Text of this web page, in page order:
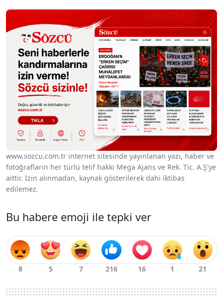
www.sozcu.com.tr internet sitesinde yayınlanan yazı, haber ve
fotoğrafların her türlü telif hakkı Mega Ajans ve Rek. Tic. A.Ş'ye
aittir. İzin alınmadan, kaynak gösterilerek dahi iktibas
edilemez.
Bu habere emoji ile tepki ver